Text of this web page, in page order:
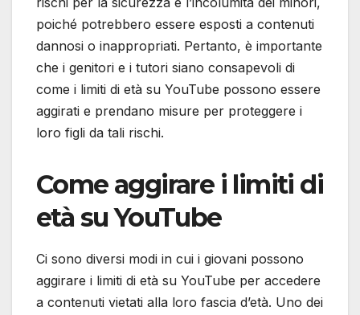
poiché potrebbero essere esposti a contenuti
dannosi o inappropriati. Pertanto, è importante
che i genitori e i tutori siano consapevoli di
come i limiti di età su YouTube possono essere
aggirati e prendano misure per proteggere i
loro figli da tali rischi.
Come aggirare i limiti di
età su YouTube
Ci sono diversi modi in cui i giovani possono
aggirare i limiti di età su YouTube per accedere
a contenuti vietati alla loro fascia d’età. Uno dei